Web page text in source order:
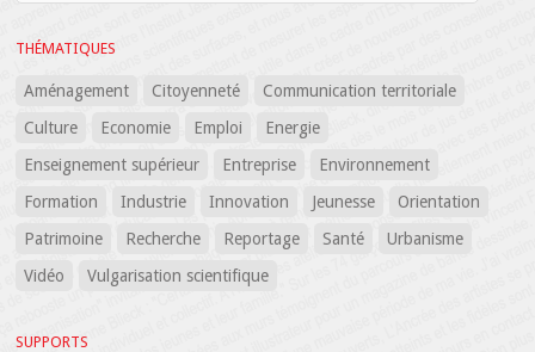
THÉMATIQUES
Aménagement Citoyenneté
Communication territoriale
Culture
Economie Emploi
Energie
Enseignement supérieur
Entreprise
Environnement
Formation
Industrie Innovation Jeunesse
Orientation
Patrimoine
Recherche Reportage Santé
Urbanisme
Vidéo
Vulgarisation scientifique
SUPPORTS